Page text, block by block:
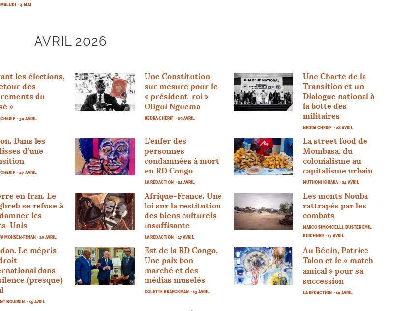
· 4 MAI
AVRIL 2026
les élections,
des
du
»
CHERIF · 30 AVRIL
Une Constitution
sur mesure pour le
« président-roi »
Oligui Nguema
NEDRA CHERIF · 29 AVRIL
Une Charte de la
Transition et un
Dialogue national à
la botte des
militaires
NEDRA CHERIF · 28 AVRIL
Dans les
d’une
CHERIF · 27 AVRIL
L’enfer des
personnes
condamnées à mort
en RD Congo
LA RÉDACTION · 24 AVRIL
La street food de
Mombasa, du
colonialisme au
capitalisme urbain
MUTHONI KIHARA · 24 AVRIL
en Iran. Le
se refuse à
les
Unis
MOHSEN-FINAN · 20 AVRIL
Afrique-France. Une
loi sur la restitution
des biens culturels
insuffisante
LA RÉDACTION · 17 AVRIL
Les monts Nouba
rattrapés par les
combats
MARCO SIMONCELLI, BUSTER EMIL
KIRCHNER · 17 AVRIL
Le mépris
dans
(presque)
BOURSIN · 15 AVRIL
Est de la RD Congo.
Une paix bon
marché et des
médias muselés
COLETTE BRAECKMAN · 13 AVRIL
Au Bénin, Patrice
Talon et le « match
amical » pour sa
succession
LA RÉDACTION · 10 AVRIL